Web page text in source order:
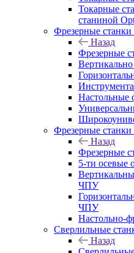
Токарные
станиной
Фрезерные станки
Назад
Фрезерные
Настольные
Фрезерные
Назад
Фрезерные
5-ти
ЧПУ
ЧПУ
Настольно-
Сверлильные
Назад